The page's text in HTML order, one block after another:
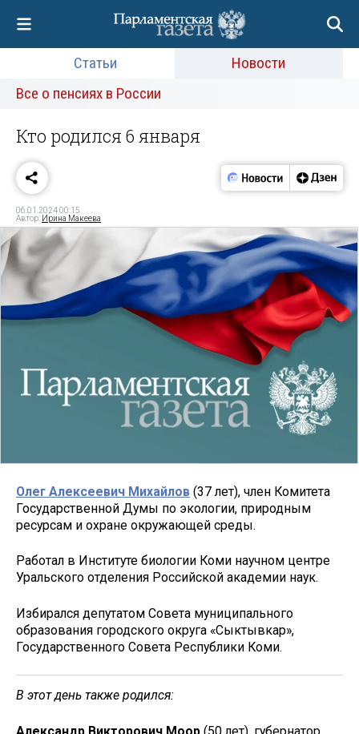
Статьи
Новости
Все о пенсиях в России
Кто родился 6 января
06.01.2024 00:15
Автор: Ирина Макеева
Олег Алексеевич Михайлов (37 лет), член Комитета
Государственной Думы по экологии, природным
ресурсам и охране окружающей среды.
Работал в Институте биологии Коми научном центре
Уральского отделения Российской академии наук.
Избирался депутатом Совета муниципального
образования городского округа «Сыктывкар»,
Государственного Совета Республики Коми.
В этот день также родился: